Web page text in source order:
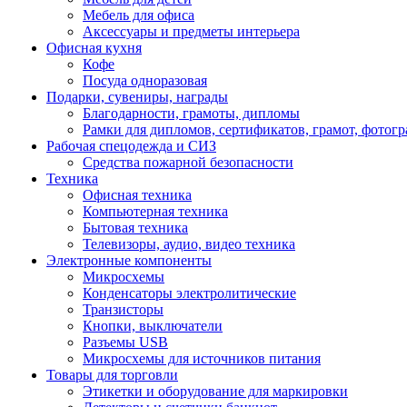
Мебель для офиса
Аксессуары и предметы интерьера
Офисная кухня
Кофе
Посуда одноразовая
Подарки, сувениры, награды
Благодарности, грамоты, дипломы
Рамки для дипломов, сертификатов, грамот,
Рабочая спецодежда и СИЗ
Средства пожарной безопасности
Техника
Офисная техника
Компьютерная техника
Бытовая техника
Телевизоры, аудио, видео техника
Электронные компоненты
Микросхемы
Конденсаторы электролитические
Транзисторы
Кнопки, выключатели
Разъемы USB
Микросхемы для источников питания
Товары для торговли
Этикетки и оборудование для маркировки